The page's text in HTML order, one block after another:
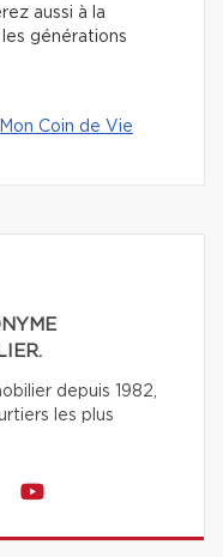
aussi à la
générations
Coin de Vie
depuis 1982,
les plus